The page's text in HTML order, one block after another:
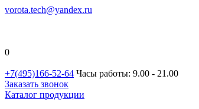
vorota.tech@yandex.ru
0
+7(495)166-52-64 Часы работы: 9.00 - 21.00
Заказать звонок
Каталог продукции